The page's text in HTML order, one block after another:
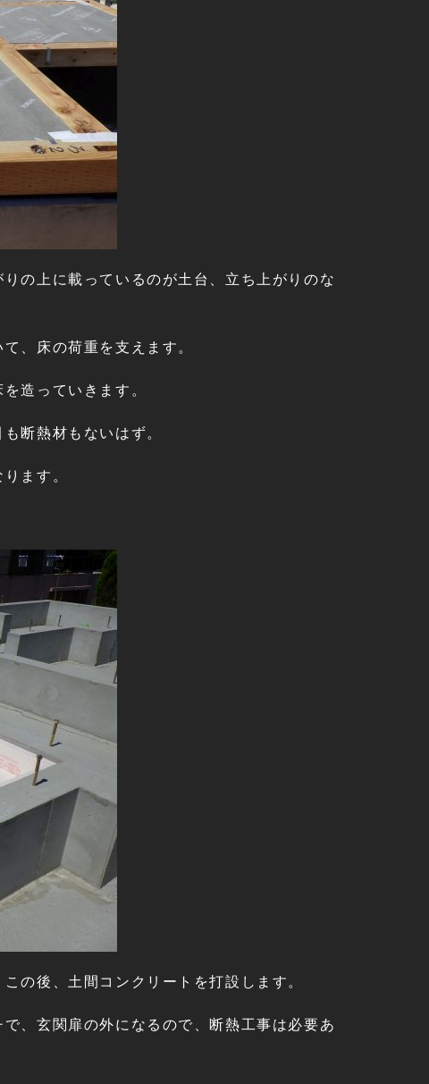
の上に載っているのが土台、立ち上がりのな
、床の荷重を支えます。
造っていきます。
断熱材もないはず。
ます。
の後、土間コンクリートを打設します。
、玄関扉の外になるので、断熱工事は必要あ